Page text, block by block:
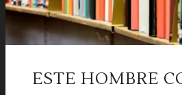
ESTE HOMBRE